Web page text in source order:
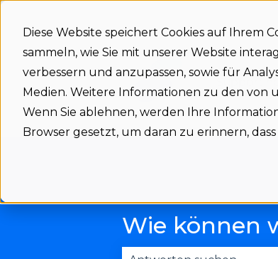
Diese Website speichert Cookies auf Ihrem
sammeln, wie Sie mit unserer Website
verbessern und anzupassen, sowie für
Medien. Weitere Informationen zu den von
Wenn Sie ablehnen, werden Ihre
Browser gesetzt, um daran zu erinnern,
Support
Wie können